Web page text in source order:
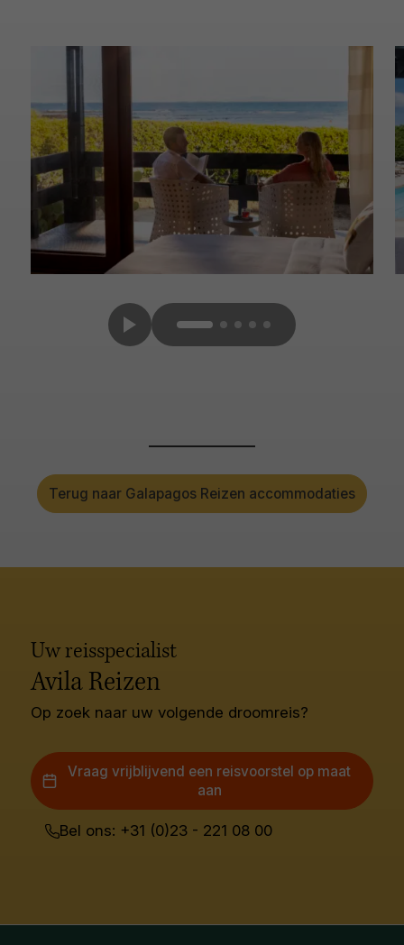
Terug naar Galapagos Reizen accommodaties
Uw reisspecialist
Avila Reizen
Op zoek naar uw volgende droomreis?
Vraag vrijblijvend een reisvoorstel op maat
aan
Bel ons: +31 (0)23 - 221 08 00